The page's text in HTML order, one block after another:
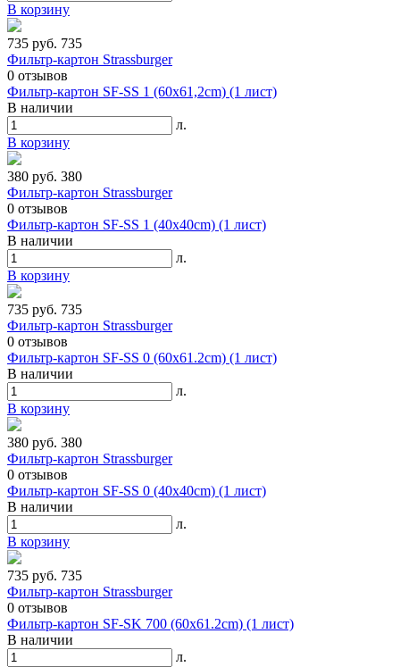
В корзину
735 руб. 735
Фильтр-картон Strassburger
0 отзывов
Фильтр-картон SF-SS 1 (60х61,2cm) (1 лист)
В наличии
л.
В корзину
380 руб. 380
Фильтр-картон Strassburger
0 отзывов
Фильтр-картон SF-SS 1 (40х40cm) (1 лист)
В наличии
л.
В корзину
735 руб. 735
Фильтр-картон Strassburger
0 отзывов
Фильтр-картон SF-SS 0 (60х61.2cm) (1 лист)
В наличии
л.
В корзину
380 руб. 380
Фильтр-картон Strassburger
0 отзывов
Фильтр-картон SF-SS 0 (40х40cm) (1 лист)
В наличии
л.
В корзину
735 руб. 735
Фильтр-картон Strassburger
0 отзывов
Фильтр-картон SF-SK 700 (60х61.2cm) (1 лист)
В наличии
л.